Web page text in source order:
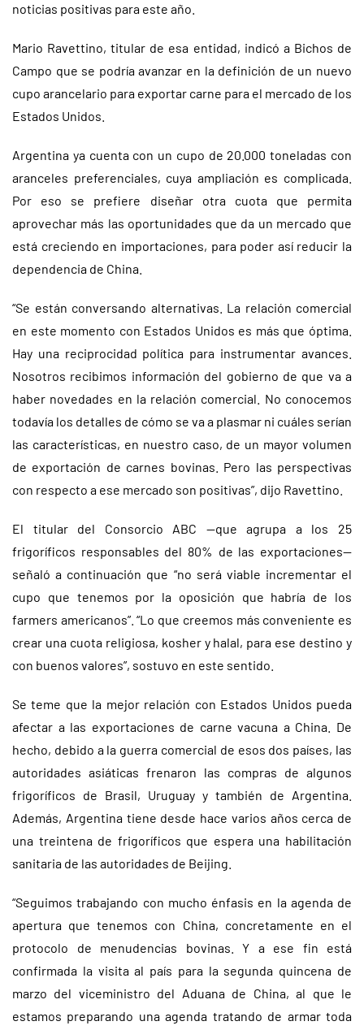
noticias positivas para este año.
Mario Ravettino, titular de esa entidad, indicó a Bichos de
Campo que se podría avanzar en la definición de un nuevo
cupo arancelario para exportar carne para el mercado de los
Estados Unidos.
Argentina ya cuenta con un cupo de 20.000 toneladas con
aranceles preferenciales, cuya ampliación es complicada.
Por eso se prefiere diseñar otra cuota que permita
aprovechar más las oportunidades que da un mercado que
está creciendo en importaciones, para poder así reducir la
dependencia de China.
“Se están conversando alternativas. La relación comercial
en este momento con Estados Unidos es más que óptima.
Hay una reciprocidad política para instrumentar avances.
Nosotros recibimos información del gobierno de que va a
haber novedades en la relación comercial. No conocemos
todavía los detalles de cómo se va a plasmar ni cuáles serían
las características, en nuestro caso, de un mayor volumen
de exportación de carnes bovinas. Pero las perspectivas
con respecto a ese mercado son positivas”, dijo Ravettino.
El titular del Consorcio ABC —que agrupa a los 25
frigoríficos responsables del 80% de las exportaciones—
señaló a continuación que “no será viable incrementar el
cupo que tenemos por la oposición que habría de los
farmers americanos”. “Lo que creemos más conveniente es
crear una cuota religiosa, kosher y halal, para ese destino y
con buenos valores”, sostuvo en este sentido.
Se teme que la mejor relación con Estados Unidos pueda
afectar a las exportaciones de carne vacuna a China. De
hecho, debido a la guerra comercial de esos dos países, las
autoridades asiáticas frenaron las compras de algunos
frigoríficos de Brasil, Uruguay y también de Argentina.
Además, Argentina tiene desde hace varios años cerca de
una treintena de frigoríficos que espera una habilitación
sanitaria de las autoridades de Beijing.
“Seguimos trabajando con mucho énfasis en la agenda de
apertura que tenemos con China, concretamente en el
protocolo de menudencias bovinas. Y a ese fin está
confirmada la visita al país para la segunda quincena de
marzo del viceministro del Aduana de China, al que le
estamos preparando una agenda tratando de armar toda